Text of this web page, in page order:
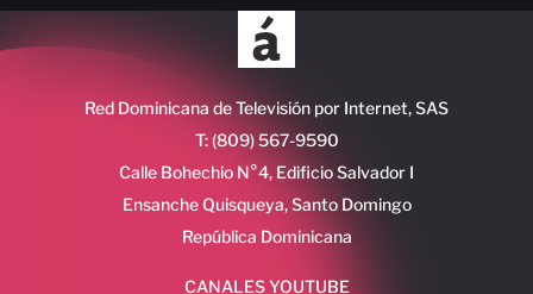
Red Dominicana de Televisión por Internet, SAS
T: (809) 567-9590
Calle Bohechio N°4, Edificio Salvador I
Ensanche Quisqueya, Santo Domingo
República Dominicana
CANALES YOUTUBE